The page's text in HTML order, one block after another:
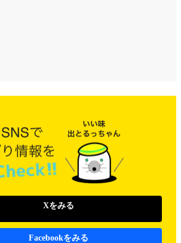
Xをみる
Facebookをみる